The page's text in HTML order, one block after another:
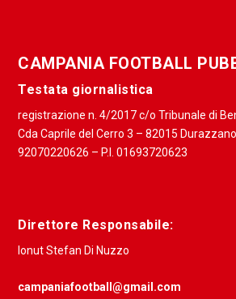
CAMPANIA FOOTBALL
Testata giornalistica
registrazione n. 4/2017 c/o Tribunale di
Cda Caprile del Cerro 3 – 82015 Durazzano
92070220626 – P.I. 01693720623
Direttore Responsabile:
Ionut Stefan Di Nuzzo
campaniafootball@gmail.com